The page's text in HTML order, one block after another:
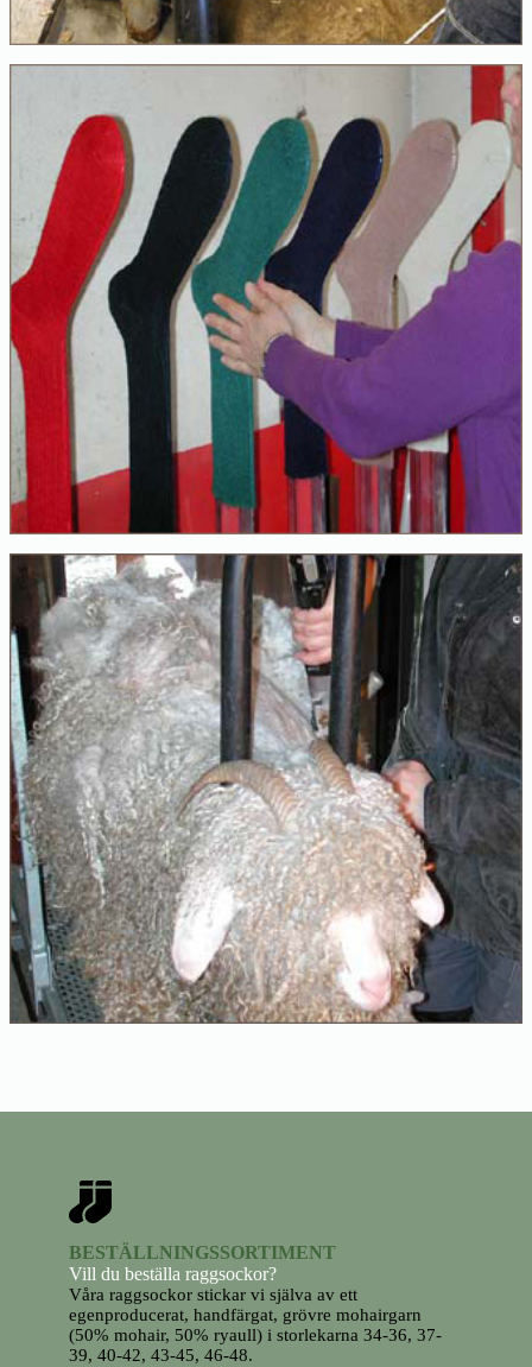
BESTÄLLNINGSSORTIMENT
Vill du beställa raggsockor?
Våra raggsockor stickar vi själva av ett
egenproducerat, handfärgat, grövre mohairgarn
(50% mohair, 50% ryaull) i storlekarna 34-36, 37-
39, 40-42, 43-45, 46-48.